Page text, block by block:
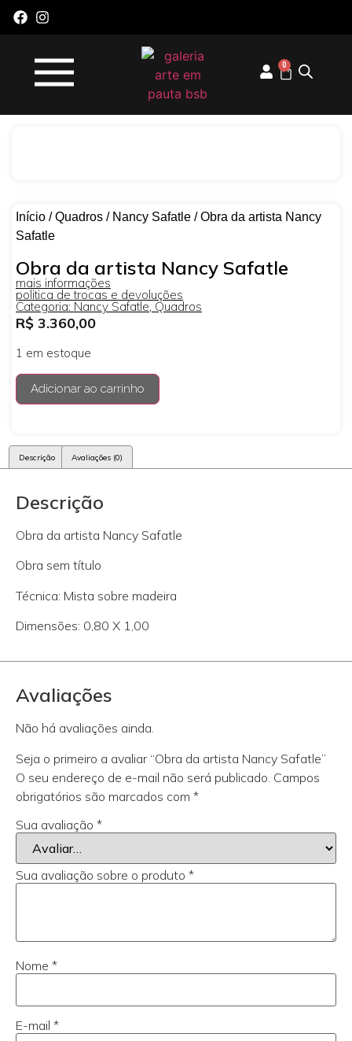
0
Início /Quadros / Nancy Safatle / Obra da artista Nancy
Safatle
Obra da artista Nancy Safatle
mais informações
politica de trocas e devoluções
Categoria: Nancy Safatle, Quadros
R$ 3.360,00
1 em estoque
Adicionar ao carrinho
Descrição Avaliações (0)
Descrição
Obra da artista Nancy Safatle
Obra sem título
Técnica: Mista sobre madeira
Dimensões: 0,80 X 1,00
Avaliações
Não há avaliações ainda.
Seja o primeiro a avaliar “Obra da artista Nancy Safatle”
O seu endereço de e-mail não será publicado. Campos
obrigatórios são marcados com *
Sua avaliação *
Sua avaliação sobre o produto *
Nome *
E-mail *